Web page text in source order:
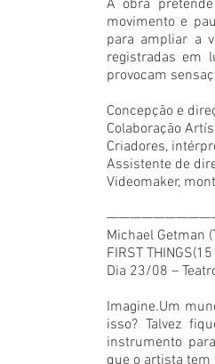
A obra
movimento e
para ampliar a
registradas em
provocam
Concepção e
Colaboração
Criadores,
Assistente de
Videomaker,
Michael Getman
FIRST
Dia 23/08 –
Imagine.Um
isso? Talvez
instrumento